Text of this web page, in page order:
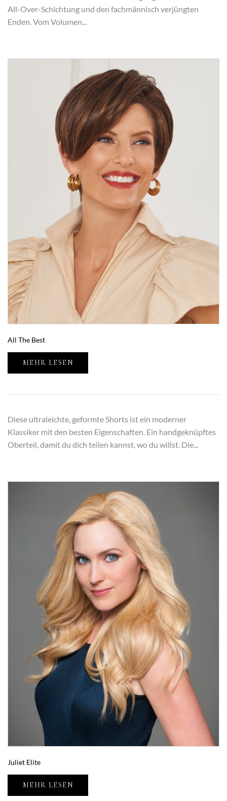
All-Over-Schichtung und den fachmännisch verjüngten
Enden. Vom Volumen...
All The Best
MEHR LESEN
Diese ultraleichte, geformte Shorts ist ein moderner
Klassiker mit den besten Eigenschaften. Ein handgeknüpftes
Oberteil, damit du dich teilen kannst, wo du willst. Die...
Juliet Elite
MEHR LESEN